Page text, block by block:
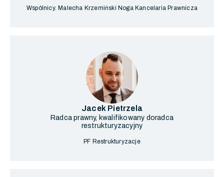
Wspólnicy. Malecha Krzemiński Noga Kancelaria Prawnicza
Jacek Pietrzela
Radca prawny, kwalifikowany doradca
restrukturyzacyjny
PF Restrukturyzacje